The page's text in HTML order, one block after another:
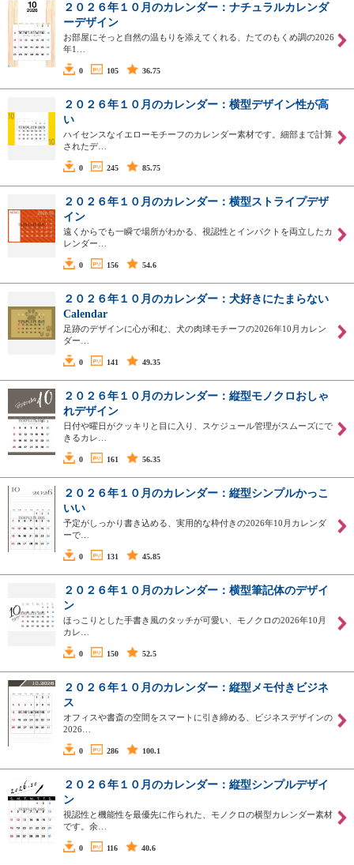
２０２６年１０月のカレンダー：ナチュラルカレンダ
ーデザイン
お部屋にそっと自然の温もりを添えてくれる、たてのもくめ調の2026
年1…
0 105 36.75
２０２６年１０月のカレンダー：横型デザイン性が高
い
ハイセンスなイエローモチーフのカレンダー素材です。細部まで計算
されたデ…
0 245 85.75
２０２６年１０月のカレンダー：横型ストライプデザ
イン
遠くからでも一瞬で場所がわかる、視認性とインパクトを両立したカ
レンダー…
0 156 54.6
２０２６年１０月のカレンダー：犬好きにたまらない
Calendar
足跡のデザインに心が和む、犬の肉球モチーフの2026年10月カレン
ダー…
0 141 49.35
２０２６年１０月のカレンダー：縦型モノクロおしゃ
れデザイン
日付や曜日がクッキリと目に入り、スケジュール管理がスムーズにで
きるカレ…
0 161 56.35
２０２６年１０月のカレンダー：縦型シンプルかっこ
いい
予定がしっかり書き込める、実用的な枠付きの2026年10月カレンダ
ーで…
0 131 45.85
２０２６年１０月のカレンダー：横型筆記体のデザイ
ン
ほっこりとした手書き風のタッチが可愛い、モノクロの2026年10月
カレ…
0 150 52.5
２０２６年１０月のカレンダー：縦型メモ付きビジネ
ス
オフィスや書斎の空間をスマートに引き締める、ビジネスデザインの
2026…
0 286 100.1
２０２６年１０月のカレンダー：縦型シンプルデザイ
ン
視認性と機能性を最優先に作られた、モノクロの横型カレンダー素材
です。余…
0 116 40.6